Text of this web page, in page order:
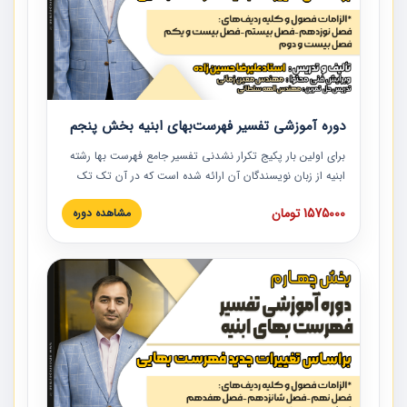
دوره آموزشی تفسیر فهرست‌بهای ابنیه بخش پنجم
برای اولین بار پکیج تکرار نشدنی تفسیر جامع فهرست بها رشته
ابنیه از زبان نویسندگان آن ارائه شده است که در آن تک تک
ردیف ها و مطالب فهرست بها تفسیر و ارائه شده است. این
دوره به صورت کامل تصویری بوده و به همراه تصاویر عملیات
دوره با کلام مهندس علیرضاحسین‌زاده مدیر پروژه مهندسی
مشاور در امر بازنگری فهرست بها رشته ابنیه ارائه شده و به تمام
همکارانی که در حوزه صنعت ساخت در حال فعالیت هستند حتما
توصیه می کنیم از مطالب این دوره استفاده نمایند.
1575000 تومان مشاهده دوره